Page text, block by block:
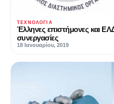
ΤΕΧΝΟΛΟΓΊΑ
Έλληνες επιστήμονες και
συνεργασίες
18 Ιανουαρίου, 2019